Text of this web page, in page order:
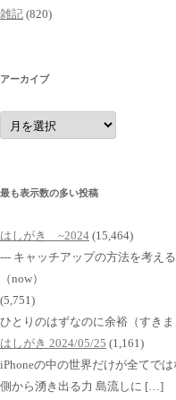
雑記 (820)
アーカイブ
ア
イ
ブ
最も表示数の多い投稿
はしがき ~2024 (15,464)
--- キャッチアップの方法を考え
（now）
(5,751)
ひとりのはずなのに余裕（すきま
はしがき 2024/05/25 (1,161)
iPhoneの中の世界だけが全てで
側から湧き出る力 島流しに […]